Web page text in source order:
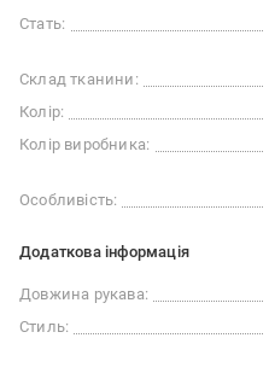
Стать:
Склад тканини:
Колір:
Колір виробника:
Особливість:
Додаткова інформація
Довжина рукава:
Стиль: